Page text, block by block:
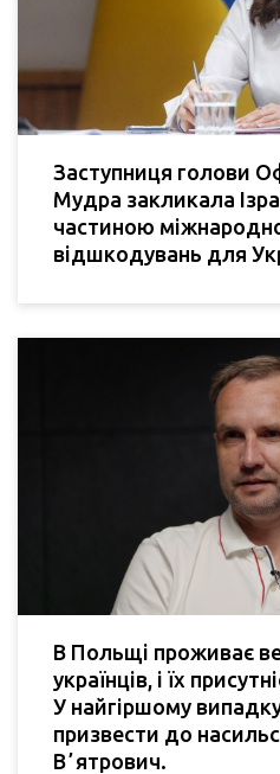
Заступниця голови
Мудра закликала
частиною
відшкодувань для
В Польщі проживає
українців, і їх
У найгіршому
призвести до
Вʼятрович.